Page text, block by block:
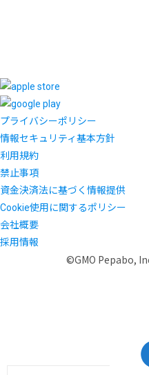
プライバシーポリシー
情報セキュリティ基本方針
利用規約
禁止事項
資金決済法に基づく情報提供
Cookie使用に関するポリシー
会社概要
採用情報
©GMO Pepabo,